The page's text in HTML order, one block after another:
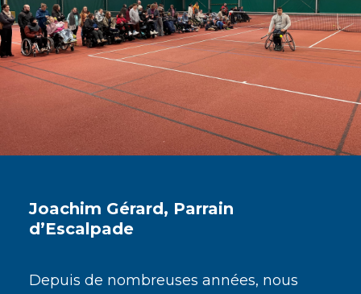
Joachim Gérard, Parrain
d’Escalpade
Depuis de nombreuses années, nous